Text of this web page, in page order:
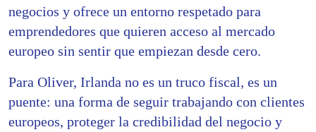
negocios y ofrece un entorno respetado para
emprendedores que quieren acceso al mercado
europeo sin sentir que empiezan desde cero.
Para Oliver, Irlanda no es un truco fiscal, es un
puente: una forma de seguir trabajando con clientes
europeos, proteger la credibilidad del negocio y